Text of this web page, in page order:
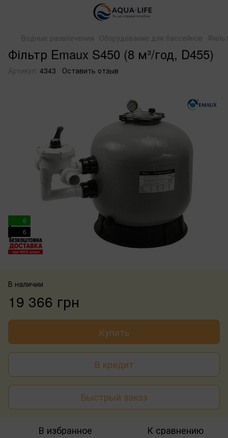
Водные развлечения Оборудование для бассейнов
Фільтр Emaux S450 (8 м³/год, D455)
Артикул: 4343 Оставить отзыв
6
6
В наличии
19 366 грн
Купить
В кредит
Быстрый заказ
В избранное К сравнению